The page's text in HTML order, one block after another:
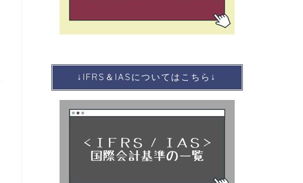
↓IFRS＆IASについてはこちら↓